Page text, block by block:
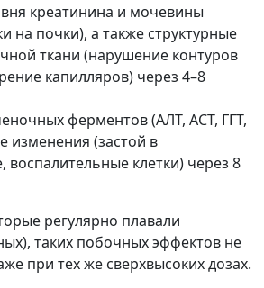
креатинина и мочевины
на почки), а также структурные
ткани (нарушение контуров
капилляров) через 4–8
ферментов (АЛТ, АСТ, ГГТ,
изменения (застой в
воспалительные клетки) через 8
регулярно плавали
таких побочных эффектов не
при тех же сверхвысоких дозах.